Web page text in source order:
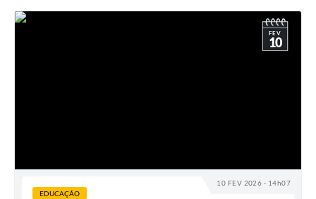
10 FEV 2026 - 14h07
FEV
10
EDUCAÇÃO